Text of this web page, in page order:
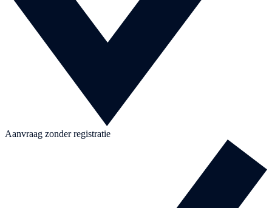
Aanvraag zonder registratie